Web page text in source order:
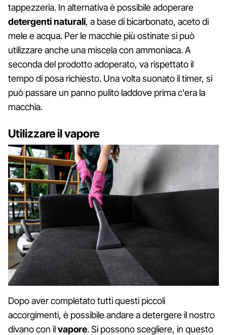
tappezzeria. In alternativa è possibile adoperare
detergenti naturali, a base di bicarbonato, aceto di
mele e acqua. Per le macchie più ostinate si può
utilizzare anche una miscela con ammoniaca. A
seconda del prodotto adoperato, va rispettato il
tempo di posa richiesto. Una volta suonato il timer, si
può passare un panno pulito laddove prima c'era la
macchia.
Utilizzare il vapore
Dopo aver completato tutti questi piccoli
accorgimenti, è possibile andare a detergere il nostro
divano con ilvapore. Si possono scegliere, in questo